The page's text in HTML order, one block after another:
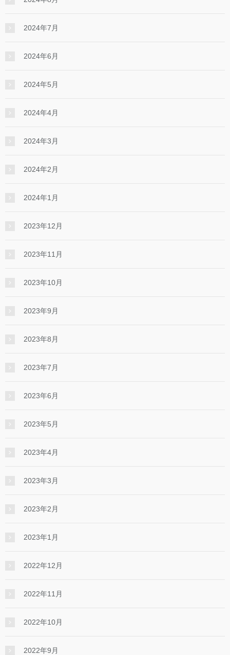
2024年7月
2024年6月
2024年5月
2024年4月
2024年3月
2024年2月
2024年1月
2023年12月
2023年11月
2023年10月
2023年9月
2023年8月
2023年7月
2023年6月
2023年5月
2023年4月
2023年3月
2023年2月
2023年1月
2022年12月
2022年11月
2022年10月
2022年9月